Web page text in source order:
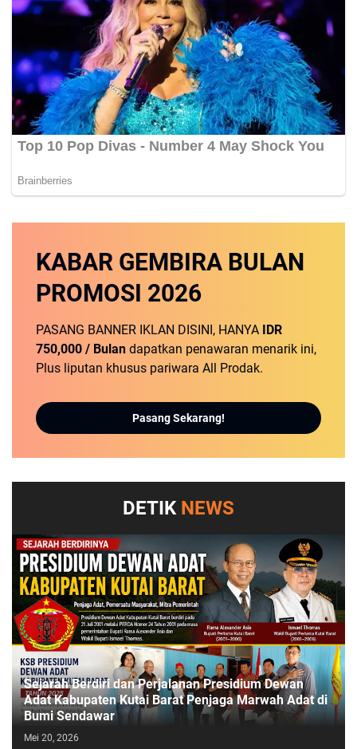
KABAR GEMBIRA BULAN
PROMOSI 2026
PASANG BANNER IKLAN DISINI, HANYA
IDR
750,000 / Bulan dapatkan penawaran menarik ini,
Plus liputan khusus pariwara All Prodak.
Pasang Sekarang!
DETIK NEWS
Sejarah Berdiri dan Perjalanan Presidium Dewan
Adat Kabupaten Kutai Barat Penjaga Marwah Adat di
Bumi Sendawar
Mei 20, 2026